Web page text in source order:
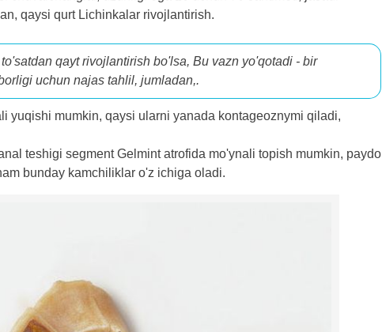
qaysi qurt Lichinkalar rivojlantirish.
qayt rivojlantirish bo'lsa, Bu vazn yo'qotadi - bir
uchun najas tahlil, jumladan,.
yuqishi mumkin, qaysi ularni yanada kontageoznymi qiladi,
teshigi segment Gelmint atrofida mo'ynali topish mumkin, paydo
bunday kamchiliklar o'z ichiga oladi.